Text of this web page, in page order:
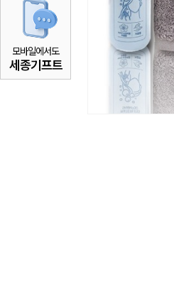
모바일에서도
세종기프트